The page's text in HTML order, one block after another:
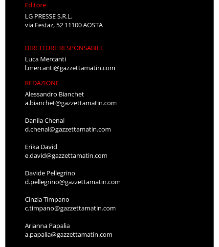
Editore
LG PRESSE S.R.L.
via Festaz, 52 11100 AOSTA
DIRETTORE RESPONSABILE
Luca Mercanti
l.mercanti@gazzettamatin.com
REDAZIONE
Alessandro Bianchet
a.bianchet@gazzettamatin.com
Danila Chenal
d.chenal@gazzettamatin.com
Erika David
e.david@gazzettamatin.com
Davide Pellegrino
d.pellegrino@gazzettamatin.com
Cinzia Timpano
c.timpano@gazzettamatin.com
Arianna Papalia
a.papalia@gazzettamatin.com